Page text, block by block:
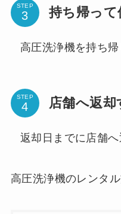
STEP 持ち帰って
高圧洗浄機を持ち
STEP 店舗へ返却
返却日までに店舗へ
高圧洗浄機のレンタ